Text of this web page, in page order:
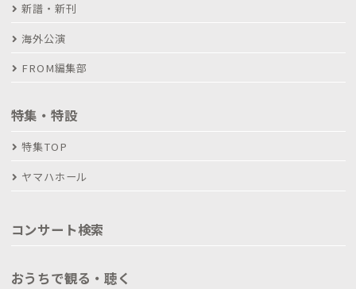
新譜・新刊
海外公演
FROM編集部
特集・特設
特集TOP
ヤマハホール
コンサート検索
おうちで観る・聴く